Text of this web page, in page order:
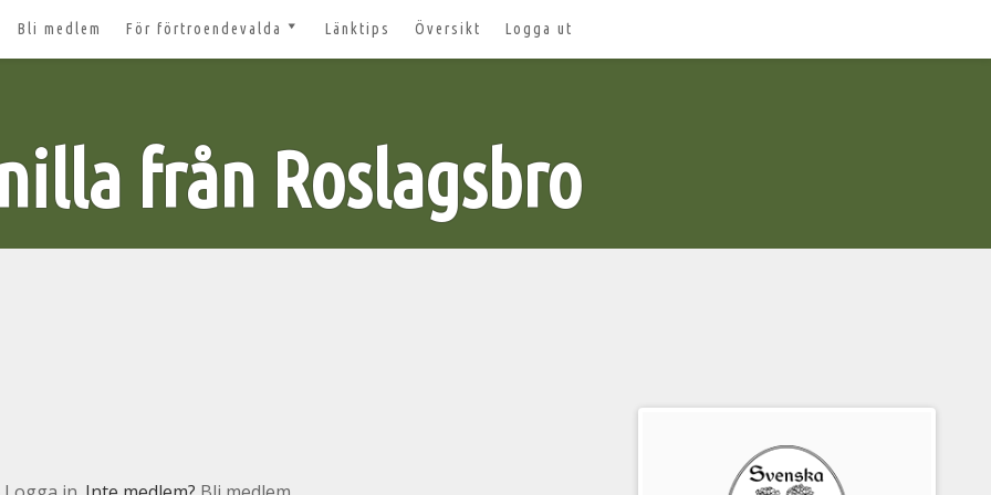
Bli medlem För förtroendevalda
Bildbanken
Dokument för
Lägg till aktivitet
Länktips Översikt Logga ut
från Roslagsbro